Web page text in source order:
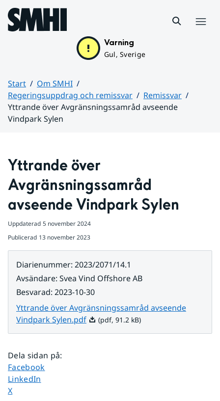
Hoppa till sidans innehåll
Varning
Gul, Sverige
Start
Om SMHI
Regeringsuppdrag och remissvar
Remissvar
Yttrande över Avgränsningssamråd avseende
Vindpark Sylen
Yttrande över
Avgränsningssamråd
avseende Vindpark Sylen
Uppdaterad 5 november 2024
Publicerad 13 november 2023
Diarienummer: 2023/2071/14.1
Avsändare: Svea Vind Offshore AB
Besvarad: 2023-10-30
Yttrande över Avgränsningssamråd avseende
Vindpark Sylen.pdfPdf, 91.2 kB.
(pdf, 91.2 kB)
Dela sidan på:
Dela sidan på
Facebook
Dela sidan på
LinkedIn
Dela sidan på
X